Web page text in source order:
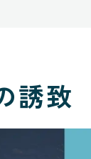
誘致